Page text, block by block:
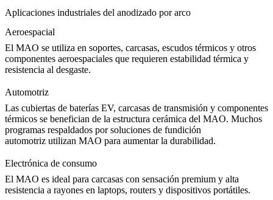
Aplicaciones industriales del anodizado por arco
Aeroespacial
El MAO se utiliza en soportes, carcasas, escudos térmicos y otros
componentes aeroespaciales que requieren estabilidad térmica y
resistencia al desgaste.
Automotriz
Las cubiertas de baterías EV, carcasas de transmisión y componentes
térmicos se benefician de la estructura cerámica del MAO. Muchos
programas respaldados porsoluciones de fundición
automotriz utilizan MAO para aumentar la durabilidad.
Electrónica de consumo
El MAO es ideal para carcasas con sensación premium y alta
resistencia a rayones en laptops, routers y dispositivos portátiles.